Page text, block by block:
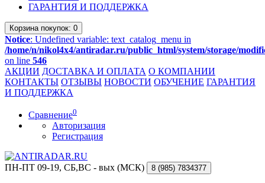
ГАРАНТИЯ И ПОДДЕРЖКА
Корзинапокупок: 0
Notice: Undefined variable: text_catalog_menu in
/home/n/nikol4x4/antiradar.ru/public_html/system/storage/
on line 546
АКЦИИ ДОСТАВКА И ОПЛАТА О КОМПАНИИ
КОНТАКТЫ ОТЗЫВЫ НОВОСТИ ОБУЧЕНИЕ ГАРАНТИЯ
И ПОДДЕРЖКА
Сравнение0
Авторизация
Регистрация
ПН-ПТ 09-19, СБ,ВС - вых (МСК) 8 (985) 7834377